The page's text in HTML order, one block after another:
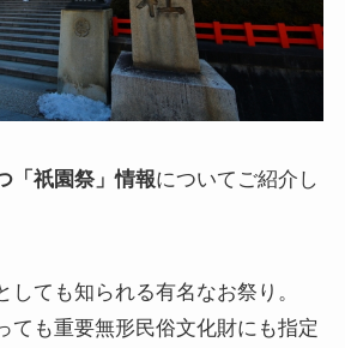
「祇園祭」情報についてご紹介し
しても知られる有名なお祭り。
ても重要無形民俗文化財にも指定